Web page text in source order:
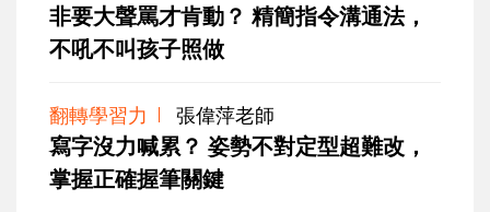
非要大聲罵才肯動？ 精簡指令溝通法，
不吼不叫孩子照做
翻轉學習力 張偉萍老師
寫字沒力喊累？ 姿勢不對定型超難改，
掌握正確握筆關鍵